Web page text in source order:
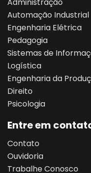
Administração
Automação Industrial
Engenharia Elétrica
Pedagogia
Sistemas de
Logística
Engenharia da
Direito
Psicologia
Entre em
Contato
Ouvidoria
Trabalhe Conosco